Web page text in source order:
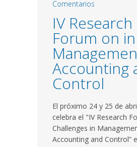
Comentarios
IV Research
Forum on in
Accounting
Control
El próximo 24 y 25 de
celebra el "IV Research
Challenges in
Accounting and Control”